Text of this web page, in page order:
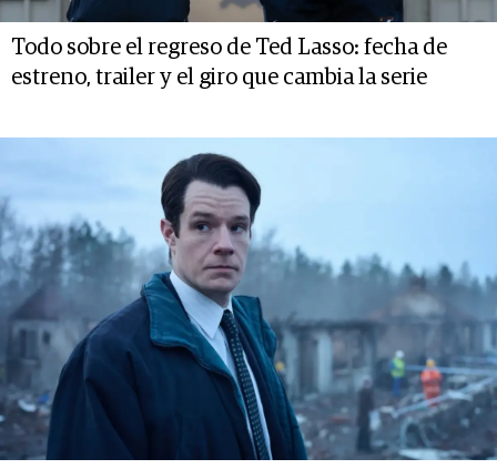
Todo sobre el regreso de Ted Lasso: fecha de
estreno, trailer y el giro que cambia la serie